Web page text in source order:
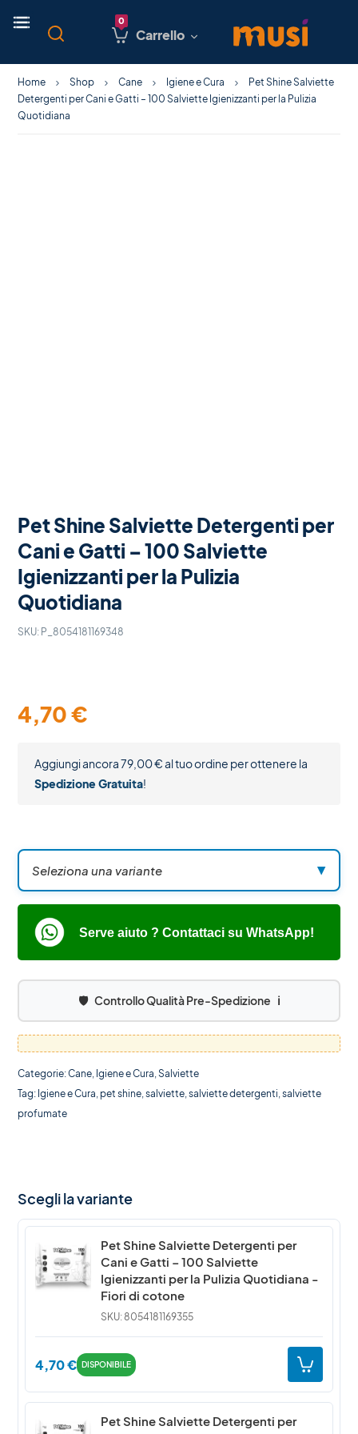
Carrello
Home Shop Cane Igiene e Cura
Pet Shine Salviette
Detergenti per Cani e Gatti – 100 Salviette Igienizzanti per la Pulizia
Quotidiana
Pet Shine Salviette Detergenti per
Cani e Gatti – 100 Salviette
Igienizzanti per la Pulizia
Quotidiana
SKU: P_8054181169348
4,70€
Aggiungi ancora79,00€al tuo ordine per ottenere la
Spedizione Gratuita!
Seleziona una variante ▼
Serve aiuto ? Contattaci su WhatsApp!
🛡️ Controllo Qualità Pre-Spedizione ℹ️
Categorie:Cane, Igiene e Cura,Salviette
Tag: Igiene e Cura, pet shine,salviette,salviette detergenti,salviette
profumate
Scegli la variante
Pet Shine Salviette Detergenti per
Cani e Gatti – 100 Salviette
Igienizzanti per la Pulizia Quotidiana -
Fiori di cotone
SKU: 8054181169355
4,70€ DISPONIBILE
Pet Shine Salviette Detergenti per